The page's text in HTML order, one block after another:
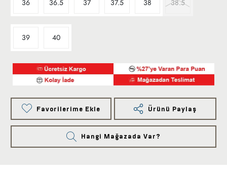
36 36.5 37 37.5 38 38.5
39 40
Favorilerime Ekle Ürünü Paylaş
Hangi Mağazada Var?